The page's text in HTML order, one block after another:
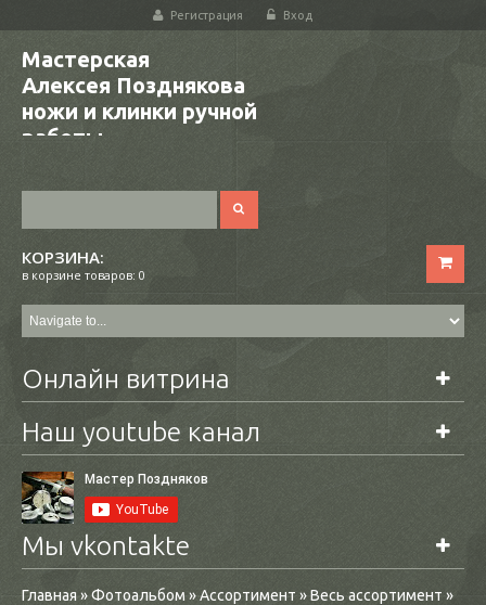
Регистрация Вход
Мастерская
Алексея Позднякова
ножи и клинки ручной
работы
КОРЗИНА:
в корзине товаров: 0
Онлайн витрина
Наш youtube канал
Мы vkontakte
Главная»Фотоальбом »Ассортимент »Весь ассортимент »